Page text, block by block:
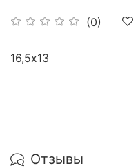
(0)
16,5х13
Отзывы